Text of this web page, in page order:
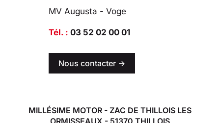
MV Augusta - Voge
Tél. : 03 52 02 00 01
Nous contacter ->
MILLÉSIME MOTOR - ZAC DE THILLOIS LES
ORMISSEAUX - 51370 THILLOIS